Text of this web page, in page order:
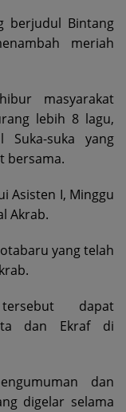
berjudul Bintang
meriah
masyarakat
lebih 8 lagu,
Suka-suka yang
bersama.
Asisten I, Minggu
Akrab.
yang telah
dapat
dan Ekraf di
dan
digelar selama